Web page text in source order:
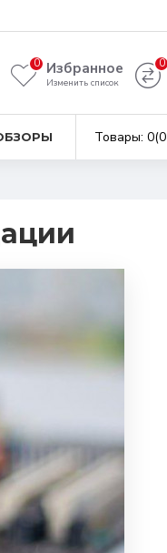
Избранное
Изменить список
0 0
Товары: